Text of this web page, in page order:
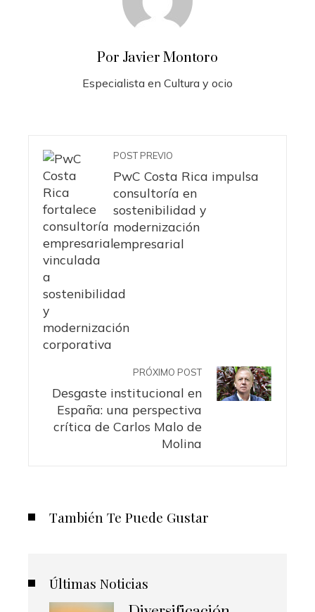
Por Javier Montoro
Especialista en Cultura y ocio
POST PREVIO
PwC Costa Rica impulsa
consultoría en
sostenibilidad y
modernización
empresarial
PRÓXIMO POST
Desgaste institucional en
España: una perspectiva
crítica de Carlos Malo de
Molina
También Te Puede Gustar
Últimas Noticias